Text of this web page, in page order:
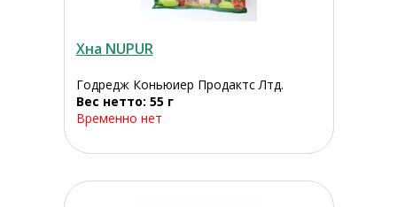
Хна NUPUR
Годредж Коньюиер Продактс Лтд.
Вес нетто: 55 г
Временно нет